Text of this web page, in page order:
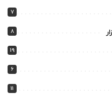
7
8
19
6
11